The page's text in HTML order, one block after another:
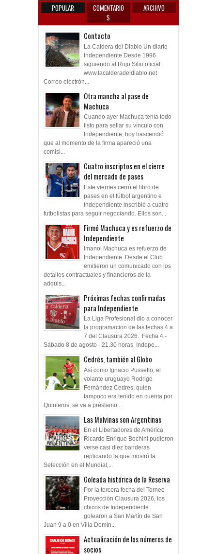
POPULAR
COMENTARIO
S
ARCHIVO
Contacto
La Caldera del Diablo Un diario
Independiente Desde 1996
siguiendo al Rojo Sitio oficial:
www.lacalderadeldiablo.net
Correo electrón...
Otra mancha al pase de
Machuca
Cuando ayer Machuca tenía todo
listo para sellar su vínculo con
Independiente, hoy trascendió
que al momento de la firma apareció una
comisi...
Cuatro inscriptos en el cierre
del mercado de pases
Este viernes cerró el libro de
pases en el fútbol argentino e
Independiente inscribió a cuatro
futbolistas para seguir negociando. Ellos son...
Firmó Machuca y es refuerzo de
Independiente
Imanol Machuca es refuerzo de
Independiente. Desde el Club
emitieron un comunicado con los
detalles contractuales y financieros de la
adquis...
Próximas fechas confirmadas
para Independiente
La Liga Profesional dio a conocer
la programacion de las fechas 4 a
7 del Clausura 2026. Fecha 4 -
Sábado 8 de agosto - 21.30 horas Indepe...
Cedrés, también al Globo
Así como Ignacio Pussetto, el
volante uruguayo Rodrigo
Fernández Cedres, quien
tampoco era tenido en cuenta por
Quinteros, se va a préstamo ...
Las Malvinas son Argentinas
En el Libertadores de América
Ricardo Enrique Bochini pudieron
verse casi diez banderas
replicando la que mostró la
Selección en el Mundial,...
Goleada histórica de la Reserva
Por la tercera fecha del Torneo
Proyección Clausura 2026, los
chicos de Independiente
golearon a San Martín de San
Juan 9 a 0 en Villa Domín...
Actualización de los números de
socios